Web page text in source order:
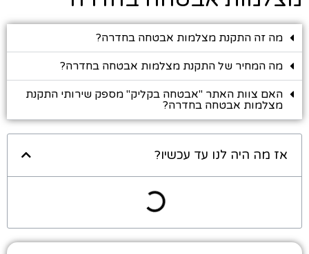
מה זה התקנת מצלמות אבטחה בחדרה?
מה המחיר של התקנת מצלמות אבטחה בחדרה?
האם צוות האתר "אבטחה בקליק" מספק שירותי התקנת
מצלמות אבטחה בחדרה?
אז מה היה לנו עד עכשיו?